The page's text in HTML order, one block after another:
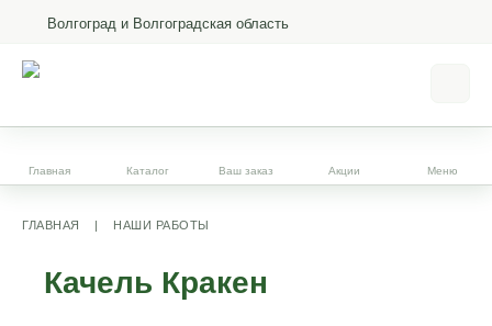
Волгоград и Волгоградская область
Главная Каталог Ваш заказ Акции Меню
ГЛАВНАЯ | НАШИ РАБОТЫ
Качель Кракен